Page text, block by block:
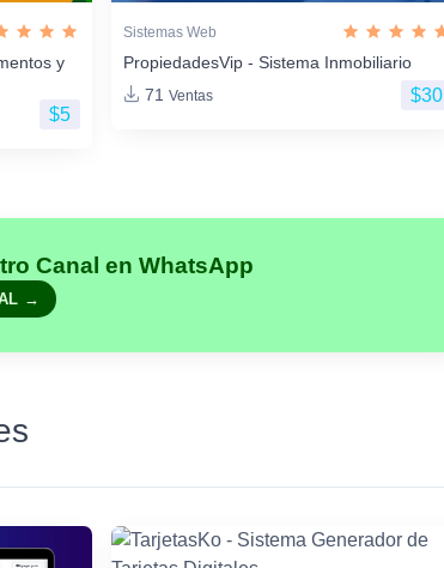
y
$5
Sistemas Web
PropiedadesVip - Sistema Inmobiliario
71 Ventas $30
Canal en WhatsApp
→